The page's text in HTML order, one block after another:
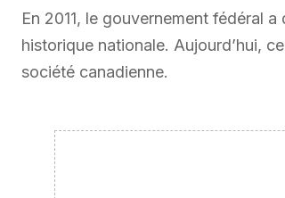
En 2011, le gouvernement fédéral
historique nationale. Aujourd’hui,
société canadienne.